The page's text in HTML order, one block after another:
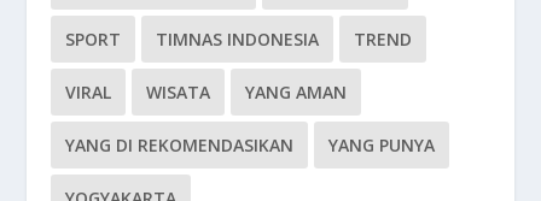
SPORT TIMNAS INDONESIA TREND
VIRAL WISATA YANG AMAN
YANG DI REKOMENDASIKAN YANG PUNYA